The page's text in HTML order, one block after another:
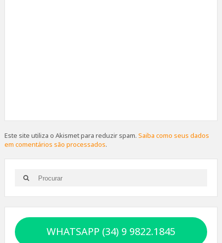
Este site utiliza o Akismet para reduzir spam. Saiba como seus dados
em comentários são processados.
Search
for:
Search
WHATSAPP (34) 9 9822.1845